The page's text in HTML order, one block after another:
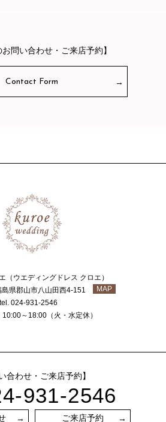
お問い合わせ・ご来店予約】
Contact Form
（ウエディングドレス クロエ）
県郡山市八山田西4-151
MAP
tel. 024-931-2546
～18:00（火・水定休）
合わせ・ご来店予約】
931-2546
ご来店予約